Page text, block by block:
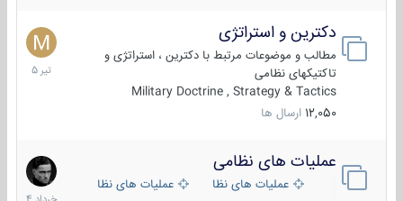
دکترین و استراتژی
مطالب و موضوعات مرتبط با دکترین ، استراتژی و
تاکتیکهای نظامی
Military Doctrine , Strategy & Tactics
12,050 ارسال ها
27
تیر
1405
عملیات های نظامی
عملیات های نظامی ایرانعملیات های نظامی خارجی
5
خرداد
1404